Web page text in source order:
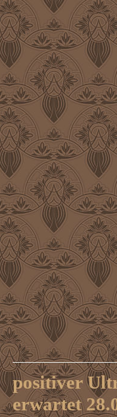
positiver
erwartet